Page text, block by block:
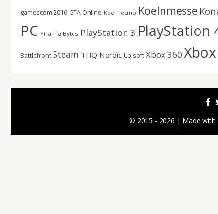
gamescom 2016 GTA Online Koei Tecmo Koelnmesse
PC Piranha Bytes PlayStation 3 PlayStation
Battlefront Steam THQ Nordic Ubisoft Xbox 360
© 2015 - 2026 | Made